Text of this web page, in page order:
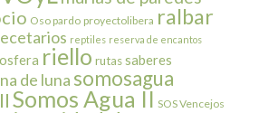
Oso pardo proyectolibera ralbar
reptiles reserva de encantos
riello rutassaberes
de luna somosagua
Somos Agua II SOS Vencejos